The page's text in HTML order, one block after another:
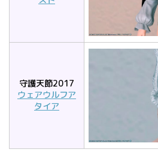
守護天節2017
ウェアウルフア
タイア